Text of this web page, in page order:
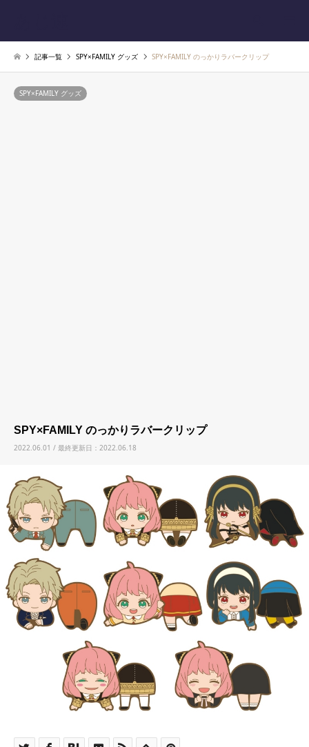
記事一覧 SPY×FAMILY グッズ SPY×FAMILY のっかりラバークリップ
SPY×FAMILY グッズ
SPY×FAMILY のっかりラバークリップ
2022.06.01 / 最終更新日：2022.06.18